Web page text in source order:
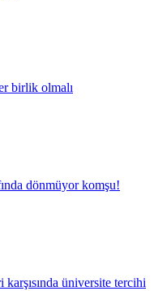
birlik olmalı
dönmüyor komşu!
karşısında üniversite tercihi